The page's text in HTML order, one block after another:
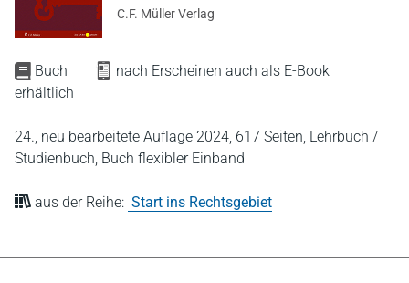
Buch
nach Erscheinen auch als E-Book
erhältlich
24., neu bearbeitete Auflage 2024, 617 Seiten, Lehrbuch /
Studienbuch, Buch flexibler Einband
aus der Reihe: Start ins Rechtsgebiet
C.F. Müller Verlag